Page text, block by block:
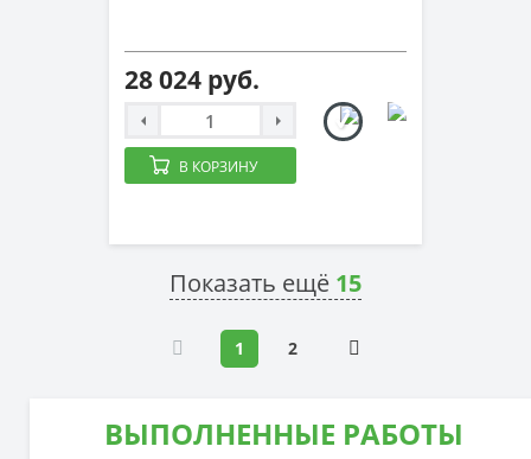
28 024 руб.
В КОРЗИНУ
Показать ещё 15
1 2
ВЫПОЛНЕННЫЕ РАБОТЫ